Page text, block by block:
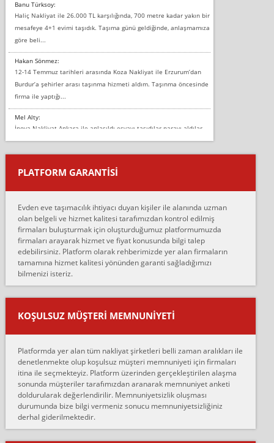
Banu Türksoy:
Haliç Nakliyat ile 26.000 TL karşılığında, 700 metre kadar yakın bir
mesafeye 4+1 evimi taşıdık. Taşıma günü geldiğinde, anlaşmamıza
göre beli...
Hakan Sönmez:
12-14 Temmuz tarihleri arasında Koza Nakliyat ile Erzurum’dan
Burdur’a şehirler arası taşınma hizmeti aldım. Taşınma öncesinde
firma ile yaptığı...
Mel Alty:
İnova Nakliyat Ankara ile anlaşıldı eşyayı taşıdılar parayı aldılar.
Salon duvarına bir baktım birisi boydan alüminyum renkli bantı
yapıştırm...
Murat:
çalıştıklarını, müş...
Ahmet:
Lüleburgaz güngünes evden eve naklyat eşyalarımı taşımak için
anlaştık sabah eve geldiklerinde de eşyalarımı düzgün şekilde
sarcaz demelerine r...
mehmet güldü:
Ankara ALİCANLAR NAKLİYAT Tutarsız ve ticari ahlak problemleri
var verdikleri fiyat teklifini arttırdılar. Sonrasında taşıma gününde
oldukça tutarsı...
Ankara Alicanlar naklyat tel 5465524025. 2600 TL'ye ankaradan
Konya ya Alicanlar naklyat la anlaştık bu şahıs evin taşınacağı gün
fiyatın mazoto gele...
Fatih kokmese:
Diyarbakır dan eşyamı getirtmek için anlaştım sözleşme yaptım.
Son anda fiyat artırdılar.. mecburiyetten tasittim.. bu kişiler ağrılı
PLATFORM GARANTİSİ
Evden eve taşımacılık ihtiyacı duyan kişiler ile alanında uzman
olan belgeli ve hizmet kalitesi tarafımızdan kontrol edilmiş
firmaları buluşturmak için oluşturduğumuz platformumuzda
firmaları arayarak hizmet ve fiyat konusunda bilgi talep
edebilirsiniz. Platform olarak rehberimizde yer alan firmaların
tamamına hizmet kalitesi yönünden garanti sağladığımızı
bilmenizi isteriz.
KOŞULSUZ MÜŞTERI MEMNUNIYETI
Platformda yer alan tüm nakliyat şirketleri belli zaman aralıkları ile
denetlenmekte olup koşulsuz müşteri memnuniyeti için firmaları
itina ile seçmekteyiz. Platform üzerinden gerçekleştirilen alaşma
sonunda müşteriler tarafımızdan aranarak memnuniyet anketi
doldurularak değerlendirilir. Memnuniyetsizlik oluşması
durumunda bize bilgi vermeniz sonucu memnuniyetsizliğiniz
derhal giderilmektedir.